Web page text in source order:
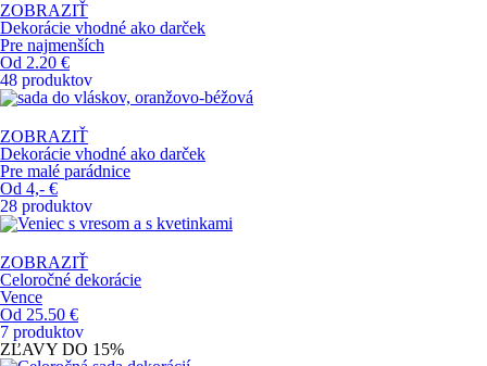
ZOBRAZIŤ
Dekorácie vhodné ako darček
Pre najmenších
Od 2.20 €
48 produktov
ZOBRAZIŤ
Dekorácie vhodné ako darček
Pre malé parádnice
Od 4,- €
28 produktov
ZOBRAZIŤ
Celoročné dekorácie
Vence
Od 25.50 €
7 produktov
ZĽAVY DO 15%